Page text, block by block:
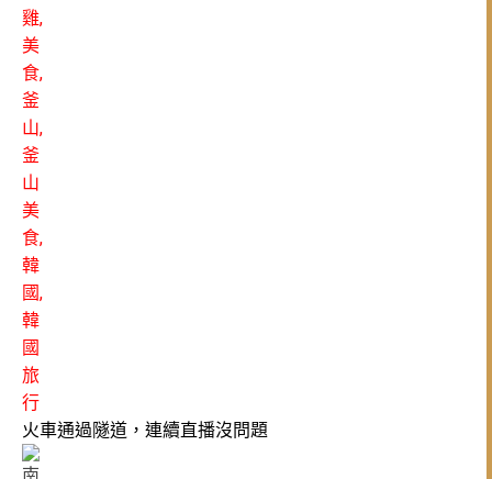
火車通過隧道，連續直播沒問題